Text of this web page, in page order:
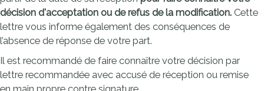
décision d'acceptation ou de refus de la modification. Cette
lettre vous informe également des conséquences de
l’absence de réponse de votre part.
Il est recommandé de faire connaître votre décision par
lettre recommandée avec accusé de réception ou remise